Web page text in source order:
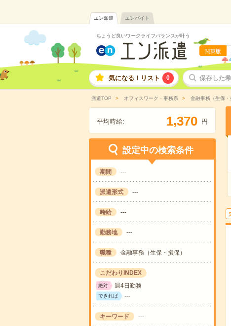
エン派遣 エンバイト
ちょうど良いワークライフバランスが叶う
関東版
気になる！リスト 0 保存した
派遣TOP オフィスワーク・事務系 金融事務（生保・
平均時給: 1,370 円
設定中の検索条件
期間 ---
派遣形式 ---
時給 ---
勤務地 ---
職種 金融事務（生保・損保）
こだわりINDEX
絶対 週4日勤務
できれば ---
キーワード ---